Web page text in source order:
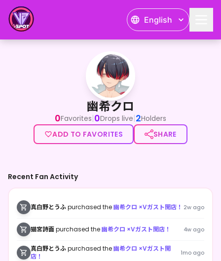
English
幽希クロ
幽希クロ
0Favorites|0Drops live|2Holders
ADD TO FAVORITES
SHARE
Recent Fan Activity
真白野とうふpurchased the幽希クロ ×Vガスト開店！ 2w ago
猫宮詩面purchased the幽希クロ ×Vガスト開店！ 4w ago
真白野とうふpurchased the幽希クロ ×Vガスト開
店！
1mo ago